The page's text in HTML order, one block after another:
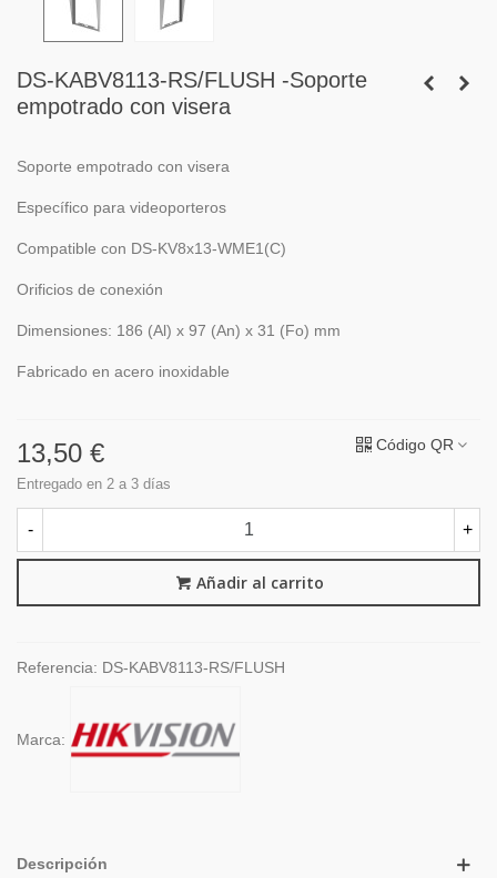
DS-KABV8113-RS/FLUSH -Soporte
empotrado con visera
Soporte empotrado con visera
Específico para videoporteros
Compatible con DS-KV8x13-WME1(C)
Orificios de conexión
Dimensiones: 186 (Al) x 97 (An) x 31 (Fo) mm
Fabricado en acero inoxidable
13,50 €
Entregado en 2 a 3 días
Código QR
- +
Añadir al carrito
Referencia: DS-KABV8113-RS/FLUSH
Marca:
Descripción